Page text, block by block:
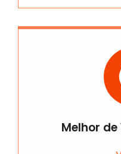
Melhor